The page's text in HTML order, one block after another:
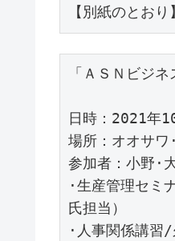
【別紙のとおり】
「ＡＳＮビジ
日時：2021年
場所：オオサワ
参加者：小野·
·生産管理セミ
氏担当）
·人事関係講習